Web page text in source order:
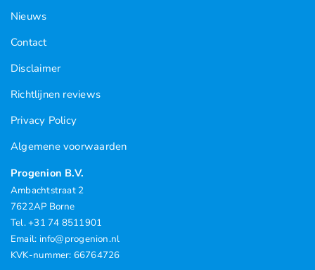
Nieuws
Contact
Disclaimer
Richtlijnen reviews
Privacy Policy
Algemene voorwaarden
Progenion B.V.
Ambachtstraat 2
7622AP Borne
Tel. +31 74 8511901
Email: info@progenion.nl
KVK-nummer: 66764726